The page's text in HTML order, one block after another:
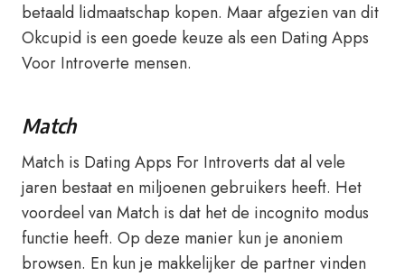
betaald lidmaatschap kopen. Maar afgezien van dit
Okcupid is een goede keuze als een Dating Apps
Voor Introverte mensen.
Match
Match is Dating Apps For Introverts dat al vele
jaren bestaat en miljoenen gebruikers heeft. Het
voordeel van Match is dat het de incognito modus
functie heeft. Op deze manier kun je anoniem
browsen. En kun je makkelijker de partner vinden